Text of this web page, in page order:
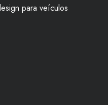
para veículos